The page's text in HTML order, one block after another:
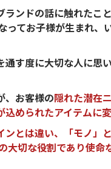
ンドの話に触れたこ
ってお子様が生まれ
す度に大切な人に思
、お客様の隠れた潜在
められたアイテムに変
ンとは違い、「モノ
切な役割であり使命